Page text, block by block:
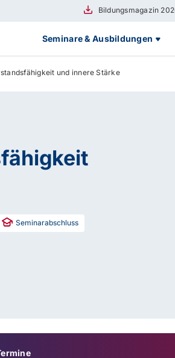
Bildungsmagazin
Seminare & Ausbildungen
und innere Stärke
Seminarabschluss